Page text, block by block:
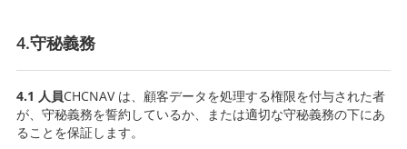
4.守秘義務
4.1 人員CHCNAV は、顧客データを処理する権限を付与された者
が、守秘義務を誓約しているか、または適切な守秘義務の下にあ
ることを保証します。